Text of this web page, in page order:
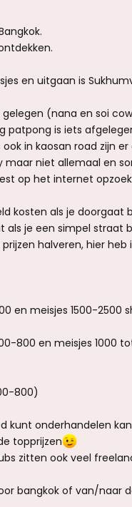
en uitgaan is
(nana en soi
patpong is iets
in kaosan road zijn
maar niet allemaal en
op het internet
kosten als je doorgaat
als je een simpel straat
halveren, hier heb
en meisjes 1500-2500
800 en meisjes 1000
800)
kunt onderhandelen
topprijzen
zitten ook veel
bangkok of van/naar